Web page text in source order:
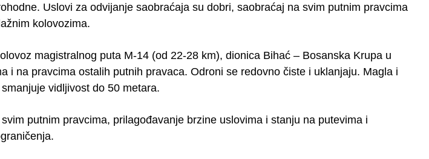
Uslovi za odvijanje saobraćaja su dobri, saobraćaj na svim putnim pravcima
kolovozima.
magistralnog puta M-14 (od 22-28 km), dionica Bihać – Bosanska Krupa u
i na pravcima ostalih putnih pravaca. Odroni se redovno čiste i uklanjaju. Magla i
vidljivost do 50 metara.
putnim pravcima, prilagođavanje brzine uslovima i stanju na putevima i